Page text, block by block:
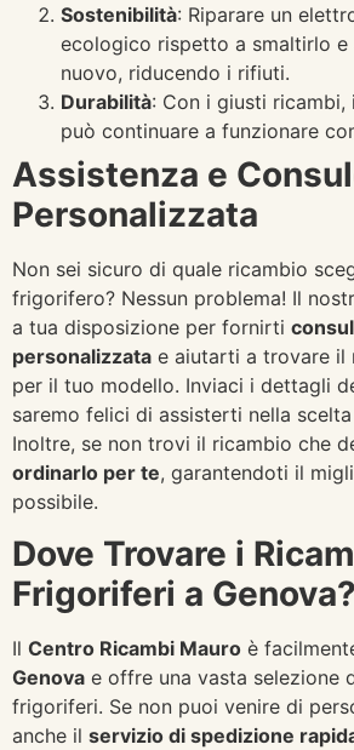
Sostenibilità: Riparare un
ecologico rispetto a smaltirlo e
nuovo, riducendo i rifiuti.
Durabilità: Con i giusti
può continuare a funzionare
Assistenza e
Personalizzata
Non sei sicuro di quale ricambio
frigorifero? Nessun problema! Il
a tua disposizione per fornirti
personalizzata e aiutarti a trovare
per il tuo modello. Inviaci i dettagli
saremo felici di assisterti nella
Inoltre, se non trovi il ricambio che
ordinarlo per te, garantendoti il
possibile.
Dove Trovare i
Frigoriferi a Genova?
Il Centro Ricambi Mauro è
Genova e offre una vasta selezione
frigoriferi. Se non puoi venire di
anche il servizio di spedizione